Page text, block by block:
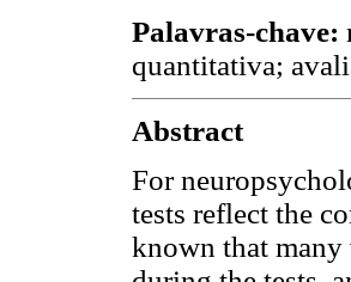
Palavras-chave:
quantitativa;
Abstract
For
tests reflect the
known that many